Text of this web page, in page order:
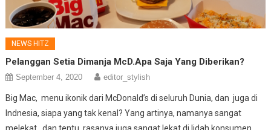
NEWS HITZ
Pelanggan Setia Dimanja McD.Apa Saja Yang Diberikan?
September 4, 2020 editor_stylish
Big Mac, menu ikonik dari McDonald’s di seluruh Dunia, dan juga di
Indnesia, siapa yang tak kenal? Yang artinya, namanya sangat